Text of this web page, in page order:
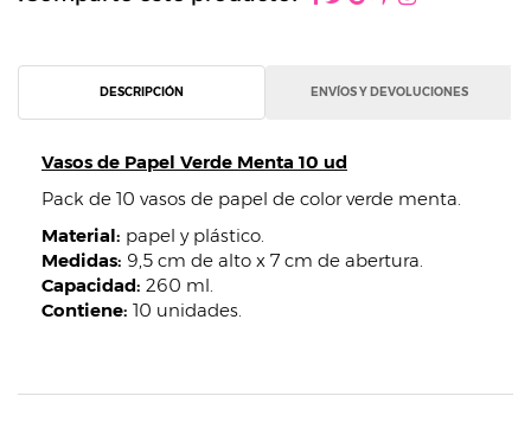
DESCRIPCIÓN ENVÍOS Y DEVOLUCIONES
Vasos de Papel Verde Menta 10 ud
Pack de 10 vasos de papel de color verde menta.
Material: papel y plástico.
Medidas: 9,5 cm de alto x 7 cm de abertura.
Capacidad: 260 ml.
Contiene: 10 unidades.